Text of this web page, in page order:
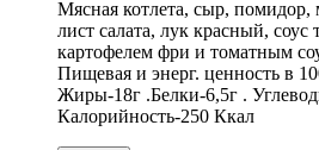
Мясная котлета, сыр,
лист салата, лук красный, соус
картофелем фри и томатным
Пищевая и энерг. ценность в
Жиры-18г .Белки-6,5г .
Калорийность-250 Ккал